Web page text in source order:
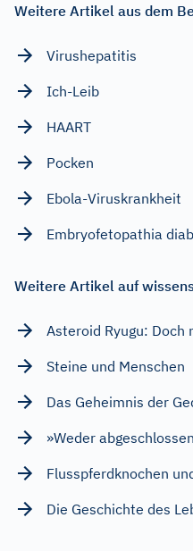
Weitere Artikel aus dem
Virushepatitis
Ich-Leib
HAART
Pocken
Ebola-Viruskrankheit
Embryofetopathia
Weitere Artikel auf
Asteroid Ryugu: Doch
Steine und Menschen
Das Geheimnis der
»Weder
Flusspferdknochen
Die Geschichte des